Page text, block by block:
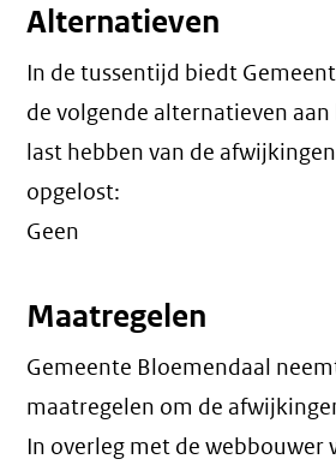
Alternatieven
In de tussentijd biedt
de volgende alternatieven aan
last hebben van de
opgelost:
Geen
Maatregelen
Gemeente Bloemendaal
maatregelen om de
In overleg met de webbouwer